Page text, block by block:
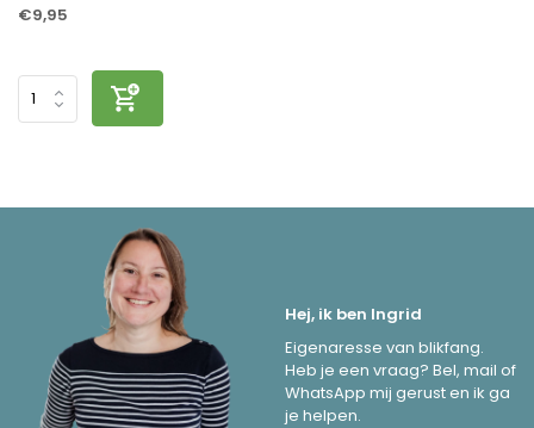
€9,95
Hej, ik ben Ingrid
Eigenaresse van blikfang.
Heb je een vraag? Bel, mail of
WhatsApp mij gerust en ik ga
je helpen.